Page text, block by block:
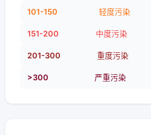
101-150 轻度污染
151-200 中度污染
201-300 重度污染
>300 严重污染